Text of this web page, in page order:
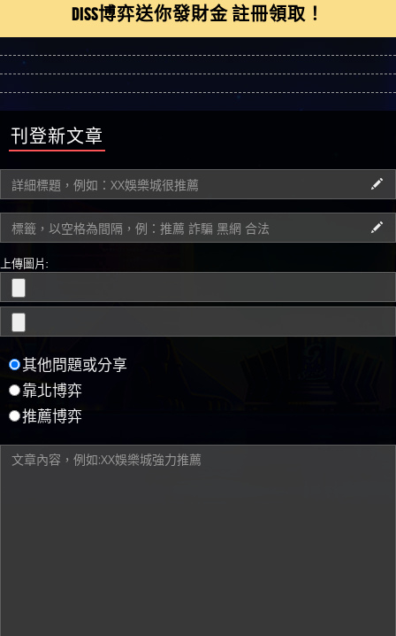
DISS博弈送你發財金 註冊領取！
刊登新文章
上傳圖片:
其他問題或分享
靠北博弈
推薦博弈